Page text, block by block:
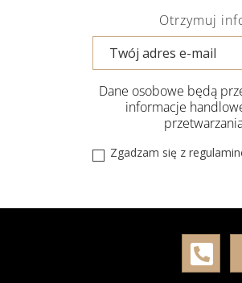
Otrzymuj
Dane osobowe będą
informacje
Zgadzam się z